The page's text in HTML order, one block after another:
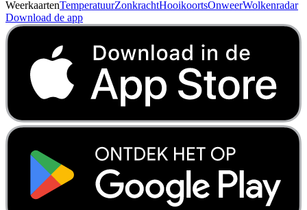
HollandOverijsselFlevoland
WeerkaartenTemperatuur
Download de app